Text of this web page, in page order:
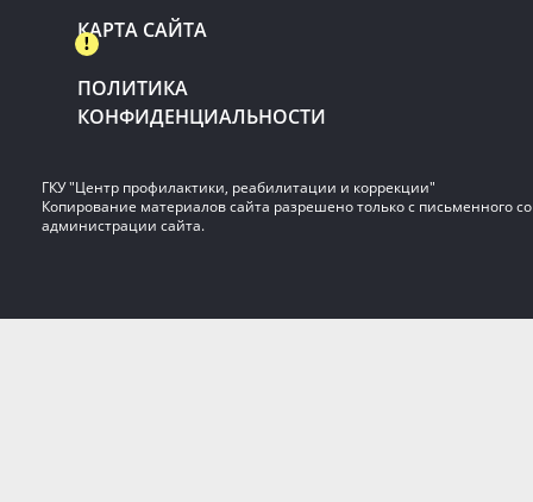
КАРТА САЙТА
ПОЛИТИКА
КОНФИДЕНЦИАЛЬНОСТИ
ГКУ "Центр профилактики, реабилитации и коррекции"
Копирование материалов сайта разрешено только с письменного
администрации сайта.